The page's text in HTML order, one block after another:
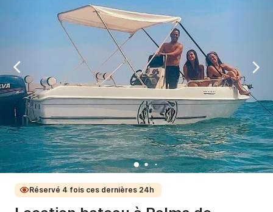
Réservé 4 fois ces dernières 24h